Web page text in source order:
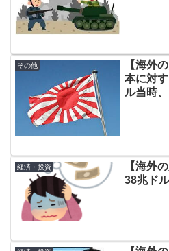
▶ 軽飛行機が屋根すれすれを抜
ないまま胴体着陸「これより
▶ 海外「日本人はなんて気高い
た極限の中の日本人の姿に世
▶ 海外「ネットを設置しろ」ウ
が引き起こした交通事故に海
反応）
▶ 私が作った餃子ラーメンを
の反応）
▶ 中国人「これだけは慣れそう
何？」
▶ 韓国人「日本の高校野球甲子
その他
【海外
本に対
ル当時
経済・投資
【海外
38兆ド